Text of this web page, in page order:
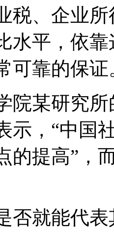
税、企业
水平，依
可靠的保证
院某研究
示，“中国
的提高”，
否就能代